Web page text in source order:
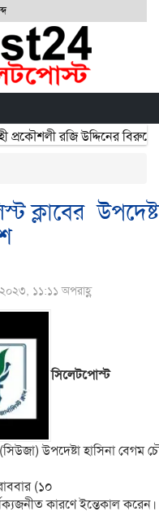
প্রকৌশলী রজি উদ্দিনের
ক্লাবের
২০২৩, ১১:১১ অপরাহ্ণ
সিলেটপোস্ট
উপদেষ্টা হাসিনা
(১০
কারণে ইন্তেকাল করেন।